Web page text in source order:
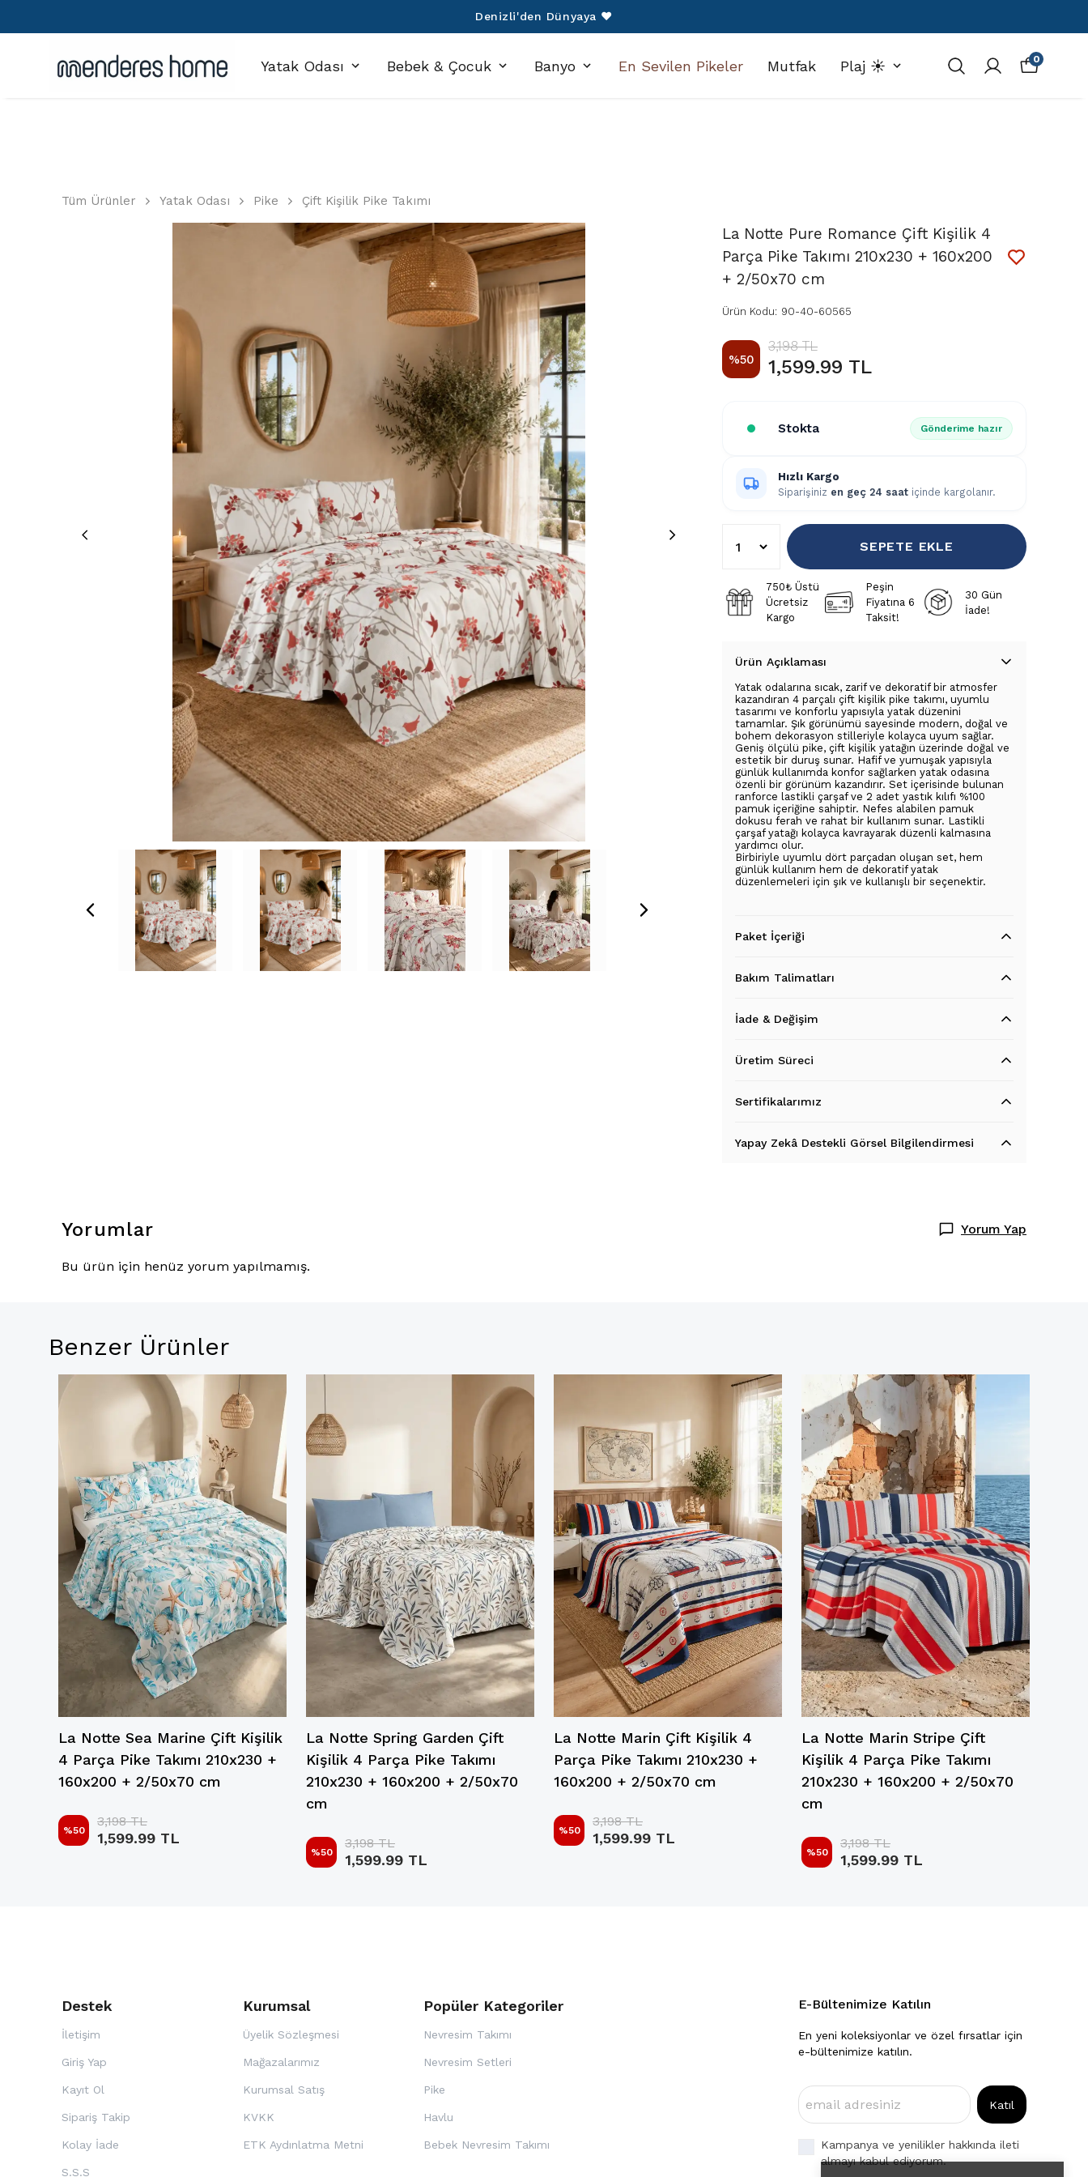
750 TL Üzeri Alışverişlerinize Kargo Ücretsiz!
Yatak Odası Bebek & Çocuk Banyo En Sevilen Pikeler Mutfak Plaj ☀️ 0
Tüm Ürünler Yatak Odası Pike Çift Kişilik Pike Takımı
La Notte Pure Romance Çift Kişilik 4
Parça Pike Takımı 210x230 + 160x200
+ 2/50x70 cm
Ürün Kodu: 90-40-60565
%50
3,198 TL
1,599.99 TL
Stokta Gönderime hazır
Hızlı Kargo
Siparişiniz en geç 24 saat içinde kargolanır.
SEPETE EKLE
750₺ Üstü
Ücretsiz
Kargo
Peşin
Fiyatına 6
Taksit!
30 Gün
İade!
Ürün Açıklaması
Yatak odalarına sıcak, zarif ve dekoratif bir atmosfer
kazandıran 4 parçalı çift kişilik pike takımı, uyumlu
tasarımı ve konforlu yapısıyla yatak düzenini
tamamlar. Şık görünümü sayesinde modern, doğal ve
bohem dekorasyon stilleriyle kolayca uyum sağlar.
Geniş ölçülü pike, çift kişilik yatağın üzerinde doğal ve
estetik bir duruş sunar. Hafif ve yumuşak yapısıyla
günlük kullanımda konfor sağlarken yatak odasına
özenli bir görünüm kazandırır. Set içerisinde bulunan
ranforce lastikli çarşaf ve 2 adet yastık kılıfı %100
pamuk içeriğine sahiptir. Nefes alabilen pamuk
dokusu ferah ve rahat bir kullanım sunar. Lastikli
çarşaf yatağı kolayca kavrayarak düzenli kalmasına
yardımcı olur.
Birbiriyle uyumlu dört parçadan oluşan set, hem
günlük kullanım hem de dekoratif yatak
düzenlemeleri için şık ve kullanışlı bir seçenektir.
Paket İçeriği
Bakım Talimatları
İade & Değişim
Üretim Süreci
Sertifikalarımız
Yapay Zekâ Destekli Görsel Bilgilendirmesi
Yorumlar Yorum Yap
Bu ürün için henüz yorum yapılmamış.
Benzer Ürünler
La Notte Sea Marine Çift Kişilik
4 Parça Pike Takımı 210x230 +
160x200 + 2/50x70 cm
%50
3,198 TL
1,599.99 TL
La Notte Spring Garden Çift
Kişilik 4 Parça Pike Takımı
210x230 + 160x200 + 2/50x70
cm
%50
3,198 TL
1,599.99 TL
La Notte Marin Çift Kişilik 4
Parça Pike Takımı 210x230 +
160x200 + 2/50x70 cm
%50
3,198 TL
1,599.99 TL
La Notte Marin Stripe Çift
Kişilik 4 Parça Pike Takımı
210x230 + 160x200 + 2/50x70
cm
%50
3,198 TL
1,599.99 TL
Destek
İletişim
Giriş Yap
Kayıt Ol
Sipariş Takip
Kolay İade
S.S.S
Kurumsal
Üyelik Sözleşmesi
Mağazalarımız
Kurumsal Satış
KVKK
ETK Aydınlatma Metni
Popüler Kategoriler
Nevresim Takımı
Nevresim Setleri
Pike
Havlu
Bebek Nevresim Takımı
E-Bültenimize Katılın
En yeni koleksiyonlar ve özel fırsatlar için
e-bültenimize katılın.
Katıl
Kampanya ve yenilikler hakkında ileti
almayı kabul ediyorum.